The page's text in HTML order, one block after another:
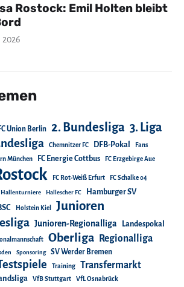
Rostock: Emil Holten bleibt
2026
Union Berlin 2. Bundesliga 3. Liga
Chemnitzer FC DFB-Pokal Fans
München FC Energie Cottbus FC Erzgebirge Aue
FC Rot-Weiß Erfurt FC Schalke 04
Hallenturniere Hallescher FC Hamburger SV
Holstein Kiel Junioren
Junioren-Regionalliga
Landespokal
Oberliga Regionalliga
Sponsoring SV Werder Bremen
Training Transfermarkt
VfB Stuttgart VfL Osnabrück